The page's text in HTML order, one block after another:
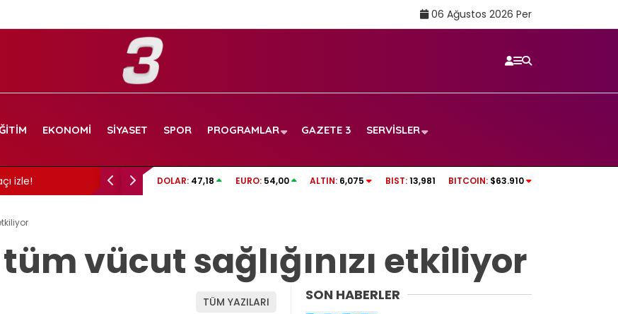
06 Ağustos 2026 Per
EKONOMI SIYASET SPOR PROGRAMLAR GAZETE 3 SERVISLER
izle! Balkona pet şişe bırakma trendi: İşte nedeni… tv100 CANLI İZLE | Fenerbahçe – Sturm
DOLAR: 47,18 EURO: 54,00 ALTIN: 6,075 BIST: 13,981 BITCOIN: $63.910
tüm vücut sağlığınızı etkiliyor
TÜM YAZILARI SON HABERLER